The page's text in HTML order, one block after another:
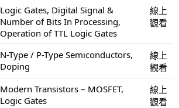
Logic Gates, Digital Signal &
Number of Bits In Processing,
Operation of TTL Logic Gates
線上
觀看
N-Type / P-Type Semiconductors,
Doping
線上
觀看
Modern Transistors – MOSFET,
Logic Gates
線上
觀看